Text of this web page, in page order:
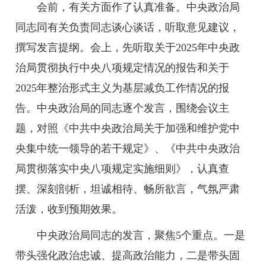
会前，有关方面作了认真准备。中央政治局
同志同有关负责同志谈心谈话，听取意见建议，
撰写发言提纲。会上，先听取关于2025年中央政
治局贯彻执行中央八项规定情况的报告和关于
2025年整治形式主义为基层减负工作情况的报
告。中央政治局的同志逐个发言，围绕会议主
题，对照《中共中央政治局关于加强和维护党中
央集中统一领导的若干规定》、《中共中央政治
局贯彻落实中央八项规定实施细则》，认真查
摆、深刻剖析，坦诚相待、畅所欲言，气氛严肃
活泼，收到预期效果。
中央政治局同志的发言，聚焦5个重点。一是
带头强化政治忠诚、提高政治能力，二是带头固